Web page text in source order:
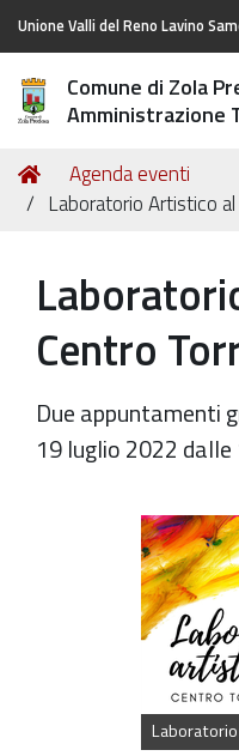
Unione Valli del Reno Lavino
Comune di Zola
Amministrazione
Tu
sei
Home
Agenda eventi
Laboratorio Artistico
Centro
Due appuntamenti
19 luglio 2022
https://
artistico_8_lug_2022